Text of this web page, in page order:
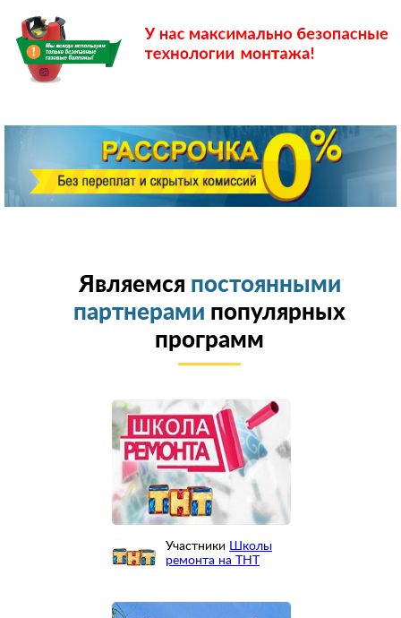
Являемся постоянными
партнерами популярных
программ
Участники Школы
ремонта на ТНТ